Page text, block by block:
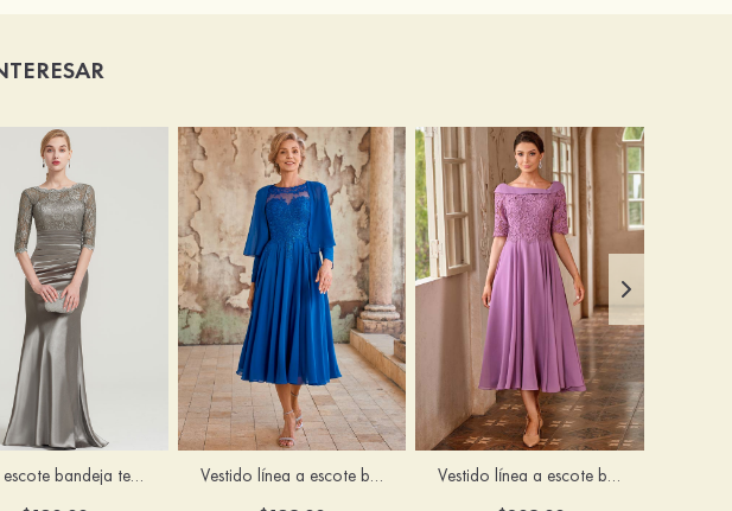
Tubo escote bandeja tela charmeuse hasta el suelo vestido de madrina Vestido línea a escote bandeja gasa hasta la tibia vestido de madrina Vestido línea a escote bandeja gasa hasta la tibia vestido de madrina